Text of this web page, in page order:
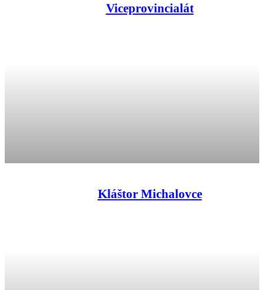
Viceprovincialát
Kláštor Michalovce